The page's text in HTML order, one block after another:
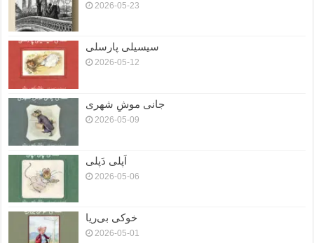
2026-05-23
سیسیلی پارسلی
2026-05-12
جانی موشِ شهری
2026-05-09
اَپلی دَپلی
2026-05-06
خوکی بی‌ریا
2026-05-01